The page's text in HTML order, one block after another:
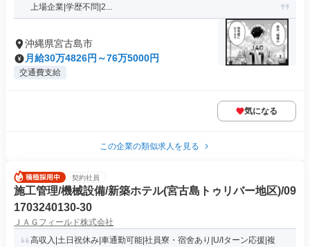
上場企業|学歴不問|2...
沖縄県宮古島市
月給30万4826円～76万5000円
交通費支給
気になる
この企業の類似求人を見る
契約社員
施工管理/機械設備/新築ホテル(宮古島トゥリバー地区)/09
1703240130-30
ＪＡＧフィールド株式会社
高収入|土日祝休み|車通勤可能|社員寮・宿舍あり|U/Iターン応援|複